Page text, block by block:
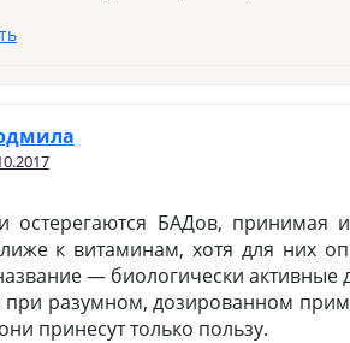
остерегаются БАДов, принимая
к витаминам, хотя для них
— биологически активные
при разумном, дозированном
принесут только пользу.